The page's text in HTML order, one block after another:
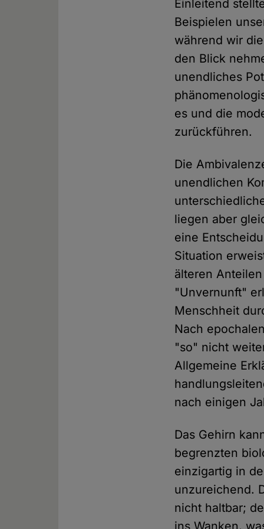
Einleitend
Beispielen
während wir
den Blick
unendliches
es und die
zurückführen.
Die
unendlichen
liegen aber
eine
Situation
älteren
"Unvernunft"
Menschheit
Nach
"so" nicht
Allgemeine
nach einigen
Das Gehirn
begrenzten
einzigartig in
unzureichend.
nicht haltbar;